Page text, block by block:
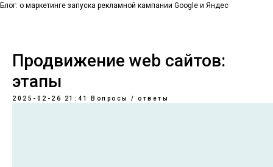
Блог: о маркетинге запуска рекламной кампании Google и Яндес
Продвижение web сайтов:
этапы
2025-02-26 21:41 Вопросы / ответы